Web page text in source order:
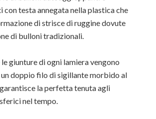
con testa annegata nella plastica che
di strisce di ruggine dovute
di bulloni tradizionali.
giunture di ogni lamiera vengono
doppio filo di sigillante morbido al
la perfetta tenuta agli
nel tempo.